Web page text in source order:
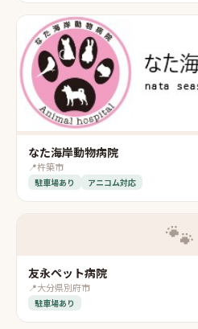
なた海岸動物病院
📍杵築市
駐車場あり アニコム対応
🐾
友永ペット病院
📍大分県別府市
駐車場あり